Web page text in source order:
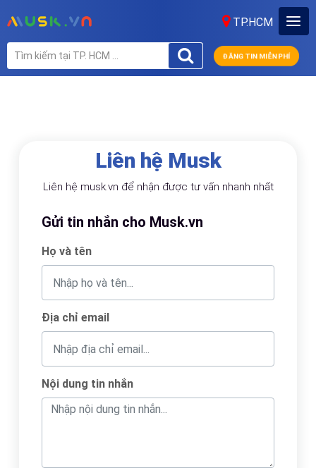
TP.HCM
ĐĂNG TIN MIỄN PHÍ
Liên hệ Musk
Liên hệ musk.vn để nhận được tư vấn nhanh nhất
Gửi tin nhắn cho Musk.vn
Họ và tên
Địa chỉ email
Nội dung tin nhắn